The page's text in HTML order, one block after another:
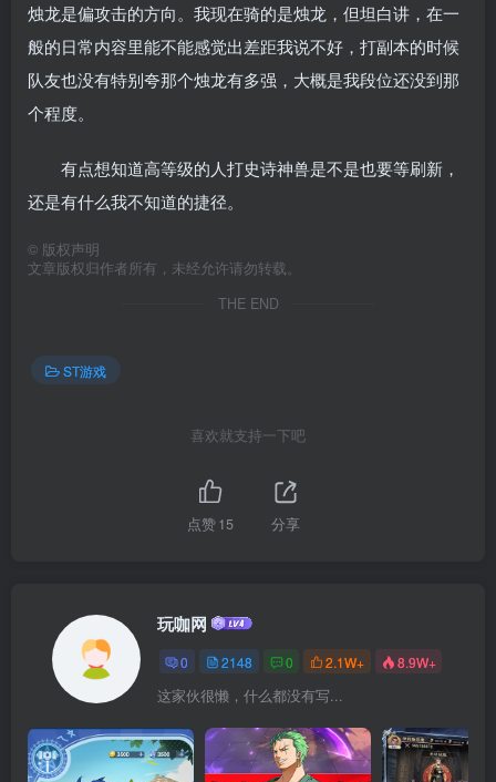
烛龙是偏攻击的方向。我现在骑的是烛龙，但坦白讲，在一
般的日常内容里能不能感觉出差距我说不好，打副本的时候
队友也没有特别夸那个烛龙有多强，大概是我段位还没到那
个程度。
有点想知道高等级的人打史诗神兽是不是也要等刷新，
还是有什么我不知道的捷径。
© 版权声明
文章版权归作者所有，未经允许请勿转载。
THE END
ST游戏
喜欢就支持一下吧
点赞15 分享
玩咖网
0 2148 0 2.1W+ 8.9W+
这家伙很懒，什么都没有写...